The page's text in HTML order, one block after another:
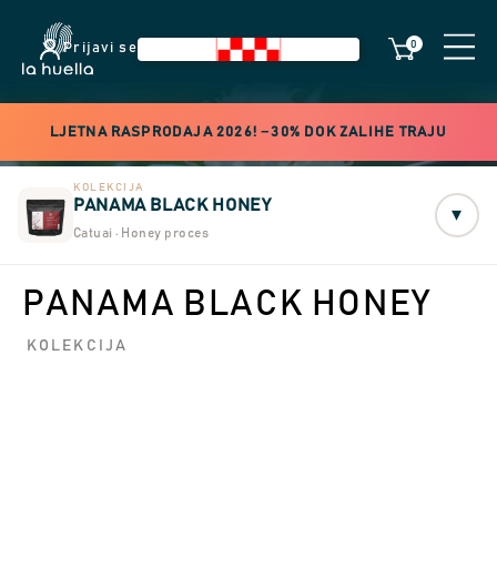
Prijavi se 0
LJETNA RASPRODAJA 2026! −30% DOK ZALIHE TRAJU
KOLEKCIJA
PANAMA BLACK HONEY
Catuai · Honey proces
▾
PANAMA BLACK HONEY
KOLEKCIJA